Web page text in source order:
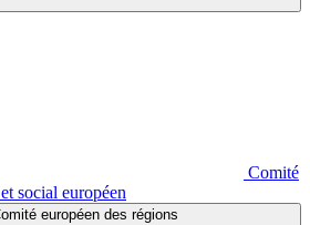
Comité
social européen
européen des régions